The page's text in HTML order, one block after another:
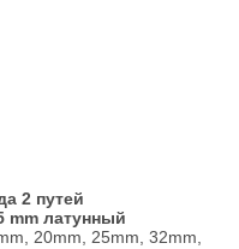
2 путей
mm латунный
20mm, 25mm, 32mm,